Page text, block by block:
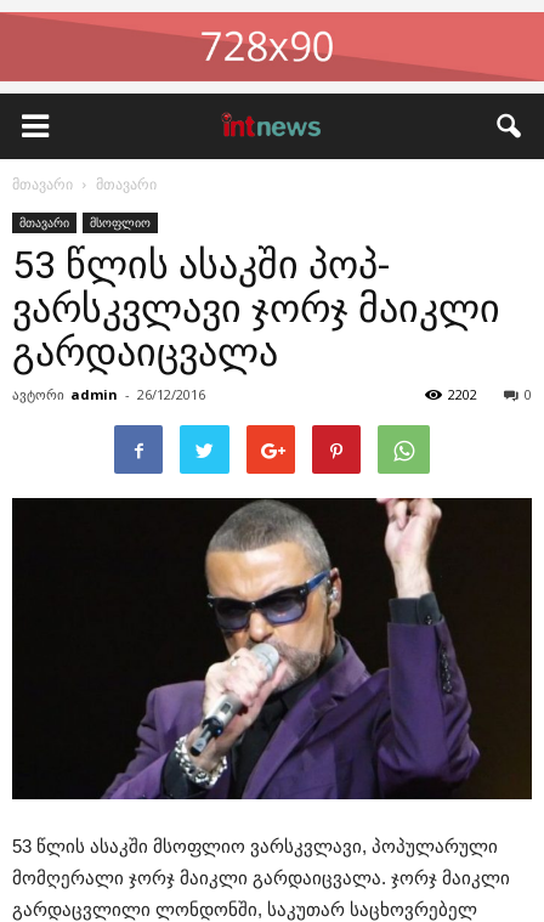
მთავარი მთავარი
მთავარი მსოფლიო
53 წლის ასაკში პოპ-
ვარსკვლავი ჯორჯ მაიკლი
გარდაიცვალა
ავტორი admin - 26/12/2016 0
2202
53 წლის ასაკში მსოფლიო ვარსკვლავი, პოპულარული
მომღერალი ჯორჯ მაიკლი გარდაიცვალა. ჯორჯ მაიკლი
გარდაცვლილი ლონდონში, საკუთარ საცხოვრებელ